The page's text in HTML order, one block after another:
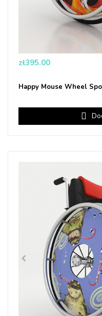
Price
zł395.00
Happy Mouse Wheel